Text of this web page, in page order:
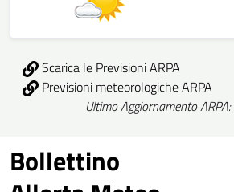
Scarica le Previsioni ARPA
Previsioni meteorologiche ARPA
Ultimo Aggiornamento
Bollettino